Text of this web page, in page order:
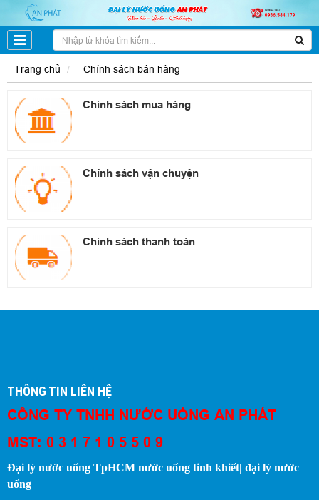
Trang chủ Chính sách bán hàng
Chính sách mua hàng
Chính sách vận chuyện
Chính sách thanh toán
THÔNG TIN LIÊN HỆ
CÔNG TY TNHH NƯỚC UỐNG AN PHÁT
MST: 0 3 1 7 1 0 5 5 0 9
Đại lý nước uống TpHCM nước uống tinh khiết| đại lý nước
uống